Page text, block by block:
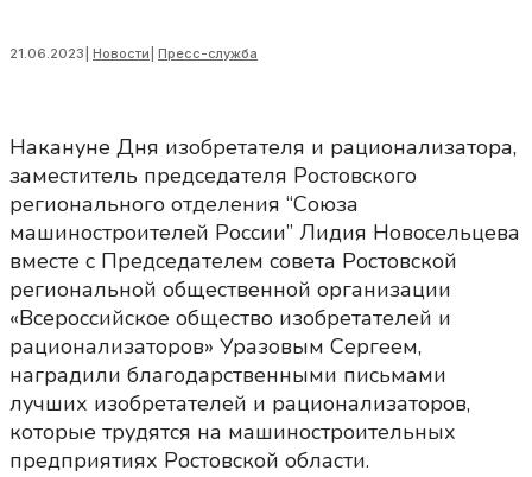
21.06.2023 Новости Пресс-служба
Накануне Дня изобретателя и рационализатора,
заместитель председателя Ростовского
регионального отделения “Союза
машиностроителей России” Лидия Новосельцева
вместе с Председателем совета Ростовской
региональной общественной организации
«Всероссийское общество изобретателей и
рационализаторов» Уразовым Сергеем,
наградили благодарственными письмами
лучших изобретателей и рационализаторов,
которые трудятся на машиностроительных
предприятиях Ростовской области.